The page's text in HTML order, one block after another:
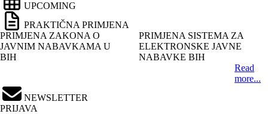
UPCOMING
PRAKTIČNA PRIMJENA
PRIMJENA ZAKONA O
JAVNIM NABAVKAMA U
BIH
PRIMJENA SISTEMA ZA
ELEKTRONSKE JAVNE
NABAVKE BIH
Read
more...
NEWSLETTER
PRIJAVA